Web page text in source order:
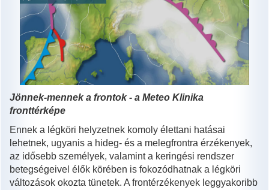
Jönnek-mennek a frontok - a Meteo Klinika
fronttérképe
Ennek a légköri helyzetnek komoly élettani hatásai
lehetnek, ugyanis a hideg- és a melegfrontra érzékenyek,
az idősebb személyek, valamint a keringési rendszer
betegségeivel élők körében is fokozódhatnak a légköri
változások okozta tünetek. A frontérzékenyek leggyakoribb